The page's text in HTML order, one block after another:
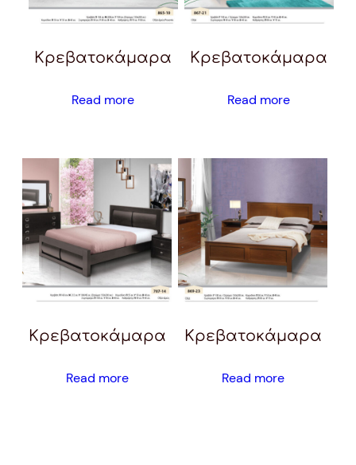
Κρεβατοκάμαρα
Read more
Κρεβατοκάμαρα
Read more
Κρεβατοκάμαρα
Read more
Κρεβατοκάμαρα
Read more